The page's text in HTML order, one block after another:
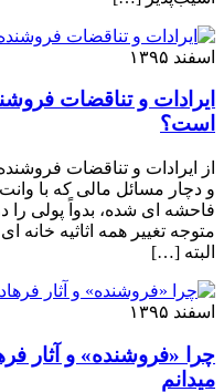
اسفند ۱۳۹۵
ایرادات و تناقضات
است؟
از ایرادات و تناقضات
و دچار مسائل مالی که با
فاحشه ای شده، بدواً پولی را
متوجه تغییر همه اثاثیه خانه
البته […]
اسفند ۱۳۹۵
چرا «فروشنده» و آثار
میدانم